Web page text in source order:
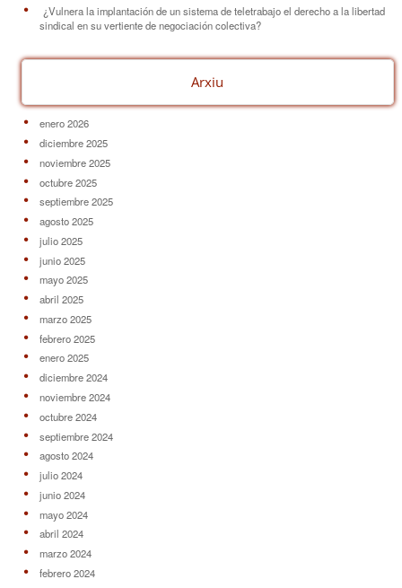
¿Vulnera la implantación de un sistema de teletrabajo el derecho a la libertad
sindical en su vertiente de negociación colectiva?
Arxiu
enero 2026
diciembre 2025
noviembre 2025
octubre 2025
septiembre 2025
agosto 2025
julio 2025
junio 2025
mayo 2025
abril 2025
marzo 2025
febrero 2025
enero 2025
diciembre 2024
noviembre 2024
octubre 2024
septiembre 2024
agosto 2024
julio 2024
junio 2024
mayo 2024
abril 2024
marzo 2024
febrero 2024